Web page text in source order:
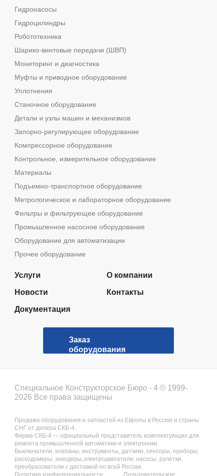
Гидронасосы
Гидроцилиндры
Робототехника
Шарико-винтовые передачи (ШВП)
Мониторинг и диагностика
Муфты и приводное оборудование
Уплотнения
Станочное оборудование
Детали и узлы машин и механизмов
Запорно-регулирующее оборудование
Компрессорное оборудование
Контрольное, измерительное оборудование
Материалы
Подъемно-транспортное оборудование
Метрологическое и лабораторное оборудование
Фильтры и фильтрующее оборудование
Промышленное насосное оборудование
Оборудование для автоматизации
Прочее оборудование
Услуги О компании
Новости Контакты
Документация
Заказ
оборудования
Специальное Конструкторское Бюро - 4 © 1999-
2026 Все права защищены
Продажа оборудования и запчастей из Европы в Россию и страны
СНГ от дилера СКБ-4.
Фирма СКБ-4 — официальный представитель комплектующих для
ремонта промышленной автоматики и электроники.
Выключатели, клапаны, инструменты, датчики, сенсоры, приборы,
расходомеры, энкодеры,электродвигатели, насосы, рулетки,
преобразователи с доставкой по всей России.
Политика конфиденциальности
Пользовательское